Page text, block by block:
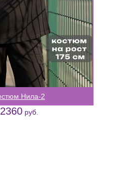
Нила-2
2360 руб.